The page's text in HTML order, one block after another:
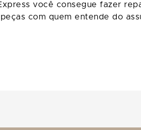
você consegue fazer
com quem entende do